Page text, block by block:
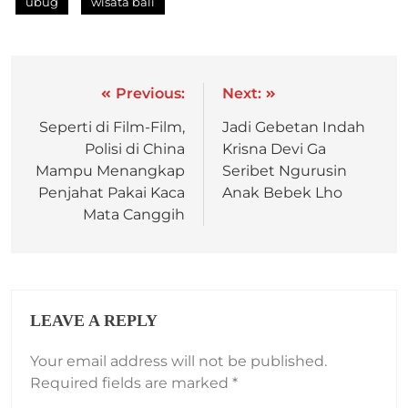
Previous:
Seperti di Film-Film,
Polisi di China
Mampu Menangkap
Penjahat Pakai Kaca
Mata Canggih
Next:
Jadi Gebetan Indah
Krisna Devi Ga
Seribet Ngurusin
Anak Bebek Lho
LEAVE A REPLY
Your email address will not be published.
Required fields are marked *